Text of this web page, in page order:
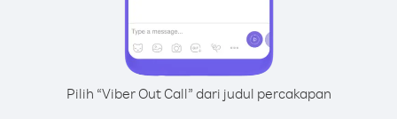
Pilih “Viber Out Call” dari judul percakapan